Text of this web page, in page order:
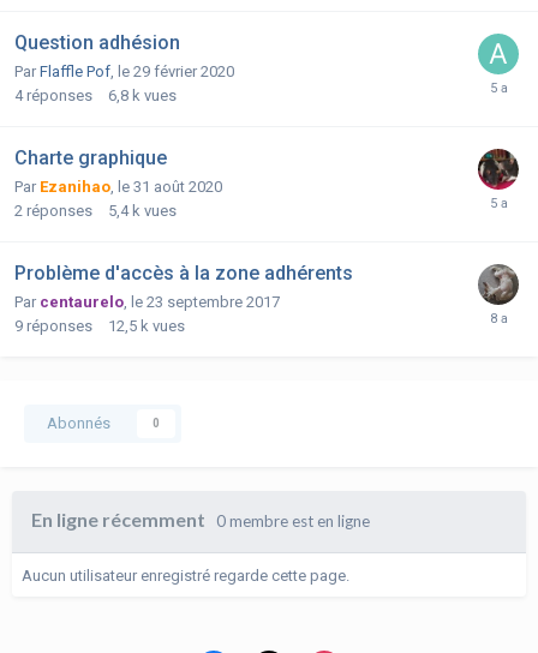
Question adhésion
Par Flaffle Pof, le 29 février 2020
4 réponses 6,8 k vues
Charte graphique
Par Ezanihao, le 31 août 2020
2 réponses 5,4 k vues
Problème d'accès à la zone adhérents
Par centaurelo, le 23 septembre 2017
9 réponses 12,5 k vues
Abonnés 0
En ligne récemment 0 membre est en ligne
Aucun utilisateur enregistré regarde cette page.